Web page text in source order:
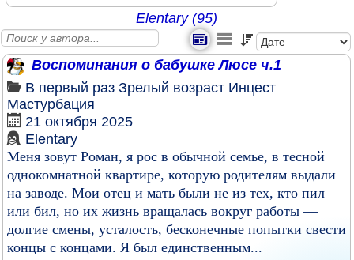
Elentary (95)
Воспоминания о бабушке Люсе ч.1
В первый раз Зрелый возраст Инцест
Мастурбация
21 октября 2025
Elentary
Меня зовут Роман, я рос в обычной семье, в тесной
однокомнатной квартире, которую родителям выдали
на заводе. Мои отец и мать были не из тех, кто пил
или бил, но их жизнь вращалась вокруг работы —
долгие смены, усталость, бесконечные попытки свести
концы с концами. Я был единственным...